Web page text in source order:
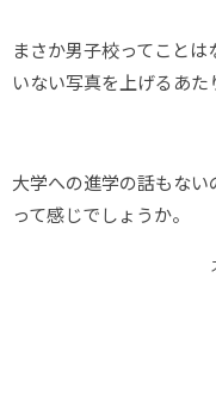
まさか男子校ってこと
いない写真を上げるあた
大学への進学の話もな
って感じでしょうか。